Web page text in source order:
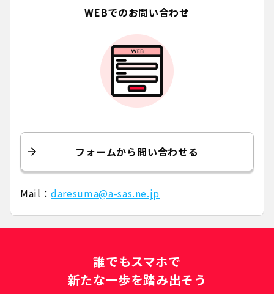
WEBでのお問い合わせ
フォームから問い合わせる
Mail：daresuma@a-sas.ne.jp
誰でもスマホで
新たな一歩を踏み出そう